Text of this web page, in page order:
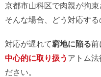
京都市山科区で肉親が拘束
そんな場合、どう対応す
対応が遅れて窮地に陥る前
中心的に取り扱う アトム法
ださい。